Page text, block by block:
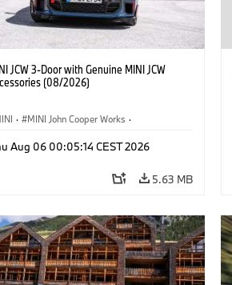
JCW 3-Door with Genuine MINI JCW
(08/2026)
· MINI John Cooper Works ·
Optional Extras, Accessories
Aug 06 00:05:14 CEST 2026
5.63 MB